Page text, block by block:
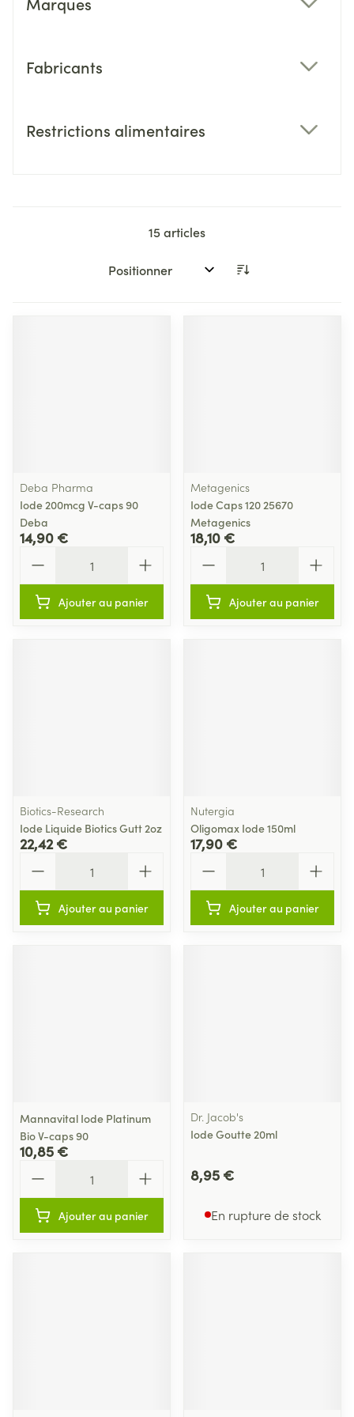
Fabricants
Restrictions alimentaires
15articles
Trier par:
Deba Pharma
Iode 200mcg V-caps 90
Deba
14,90 €
Ajouter au panier
Metagenics
Iode Caps 120 25670
Metagenics
18,10 €
Ajouter au panier
Biotics-Research
Iode Liquide Biotics Gutt 2oz
22,42 €
Ajouter au panier
Nutergia
Oligomax Iode 150ml
17,90 €
Ajouter au panier
Mannavital Iode Platinum
Bio V-caps 90
10,85 €
Ajouter au panier
Dr. Jacob's
Iode Goutte 20ml
8,95 €
En rupture de stock